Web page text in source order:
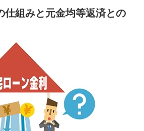
仕組みと元金均等返済との